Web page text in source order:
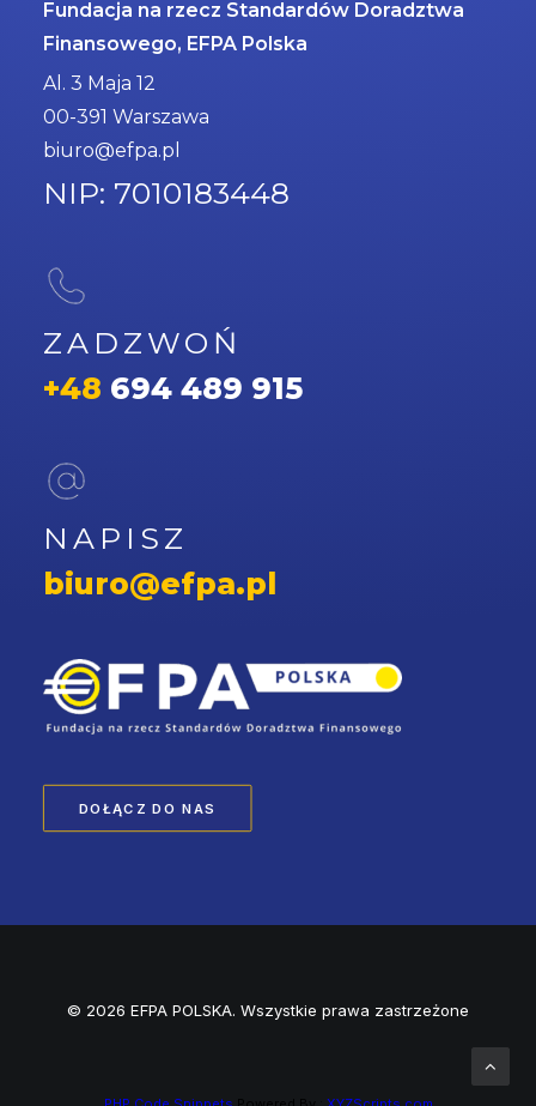
DOŁĄCZ DO NAS
Fundacja na rzecz Standardów Doradztwa
Finansowego, EFPA Polska
Al. 3 Maja 12
00-391 Warszawa
biuro@efpa.pl
NIP: 7010183448
ZADZWOŃ
+48 694 489 915
NAPISZ
biuro@efpa.pl
© 2026 EFPA POLSKA. Wszystkie prawa zastrzeżone